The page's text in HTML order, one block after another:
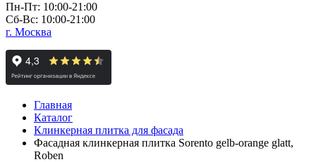
Пн-Пт: 10:00-21:00
Сб-Вс: 10:00-21:00
г. Москва
Главная
Каталог
Клинкерная плитка для фасада
Фасадная клинкерная плитка Sorento gelb-orange glatt,
Roben